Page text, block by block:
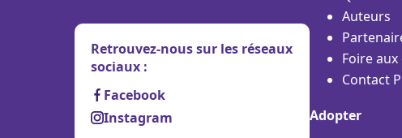
Retrouvez-nous sur les réseaux
sociaux :
Facebook
Instagram
Auteurs
Foire
Contact
Adopter